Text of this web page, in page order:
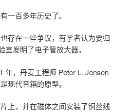
一百多年历史了。
存在一些争议，有学者认为要归
室发明了电子管放大器。
年，丹麦工程师 Peter L. Jensen
现代音箱的原型。
上，并在磁体之间安装了铜丝线